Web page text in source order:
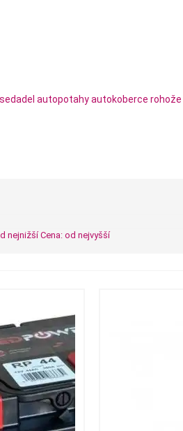
autopotahyautokoberce rohože
nejnižšíCena: od nejvyšší